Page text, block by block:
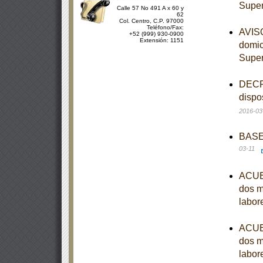
Calle 57 No 491 A x 60 y
62
Col. Centro, C.P. 97000
Teléfono/Fax:
+52 (999) 930-0900
Extensión: 1151
2016-
03-11
dos
dos